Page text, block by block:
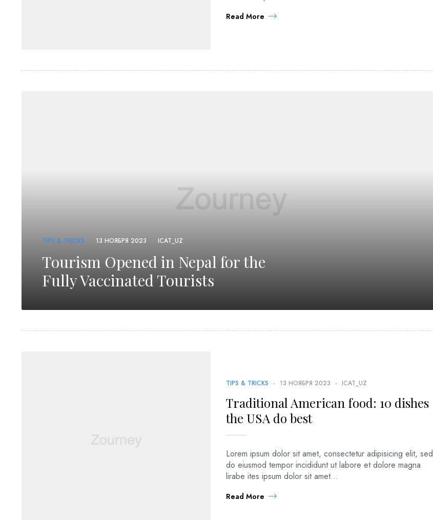
Read More
TIPS & TRICKS 13 НОЯБРЯ 2023 ICAT_UZ
Tourism Opened in Nepal for the
Fully Vaccinated Tourists
TIPS & TRICKS 13 НОЯБРЯ 2023 ICAT_UZ
Traditional American food: 10 dishes
the USA do best
Lorem ipsum dolor sit amet, consectetur adipisicing elit, sed
do eiusmod tempor incididunt ut labore et dolore magna
lirabe ites ipsum dolor sit amet...
Read More